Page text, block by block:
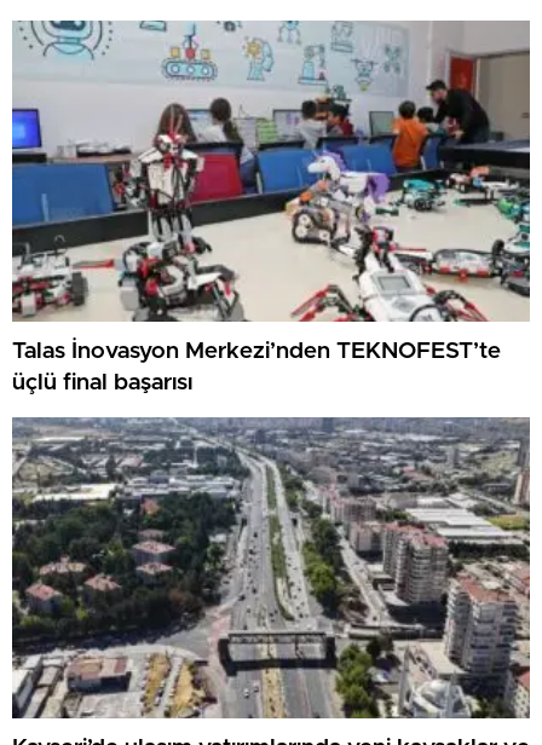
diliyorum
Talas İnovasyon Merkezi’nden TEKNOFEST’te
üçlü final başarısı